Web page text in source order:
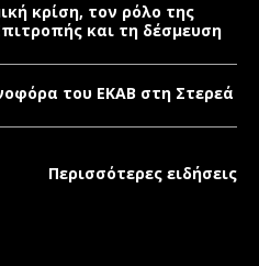
κρίση, τον ρόλο της
και τη δέσμευση
του ΕΚΑΒ στη Στερεά
Περισσότερες ειδήσεις